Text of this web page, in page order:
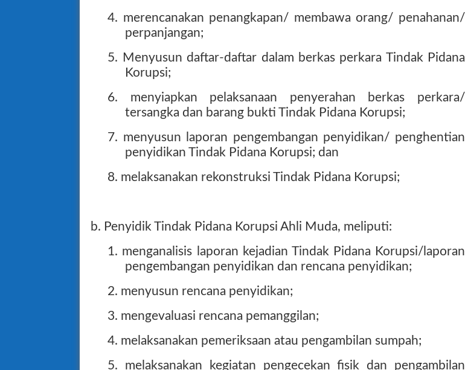
4. merencanakan penangkapan/ membawa orang/ penahanan/
perpanjangan;
5. Menyusun daftar-daftar dalam berkas perkara Tindak Pidana
Korupsi;
6. menyiapkan pelaksanaan penyerahan berkas perkara/
tersangka dan barang bukti Tindak Pidana Korupsi;
7. menyusun laporan pengembangan penyidikan/ penghentian
penyidikan Tindak Pidana Korupsi; dan
8. melaksanakan rekonstruksi Tindak Pidana Korupsi;
b. Penyidik Tindak Pidana Korupsi Ahli Muda, meliputi:
1. menganalisis laporan kejadian Tindak Pidana Korupsi/laporan
pengembangan penyidikan dan rencana penyidikan;
2. menyusun rencana penyidikan;
3. mengevaluasi rencana pemanggilan;
4. melaksanakan pemeriksaan atau pengambilan sumpah;
5. melaksanakan kegiatan pengecekan fisik dan pengambilan